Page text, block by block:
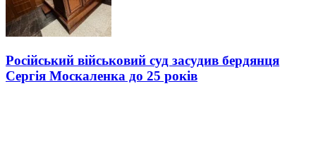
Російський військовий суд засудив бердянця
Сергія Москаленка до 25 років